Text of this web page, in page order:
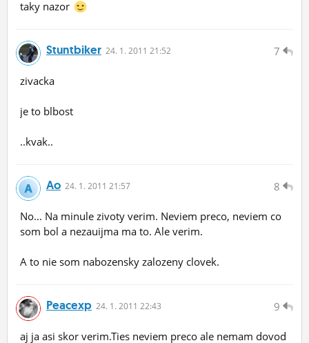
taky nazor
7
Stuntbiker 24. 1. 2011 21:52
zivacka
je to blbost
..kvak..
8
Ao 24. 1. 2011 21:57
No... Na minule zivoty verim. Neviem preco, neviem co
som bol a nezauijma ma to. Ale verim.
A to nie som nabozensky zalozeny clovek.
9
Peacexp 24. 1. 2011 22:43
aj ja asi skor verim.Ties neviem preco ale nemam dovod